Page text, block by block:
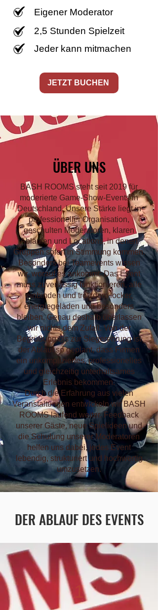
Eigener Moderator
2,5 Stunden Spielzeit
Jeder kann mitmachen
JETZT BUCHEN
ÜBER UNS
BASH ROOMS steht seit 2019 für
moderierte Game-Show-Events in
Deutschland. Unsere Stärke liegt in
professioneller Organisation,
geschulten Moderatoren, klaren
Abläufen und Locations, in denen
Gruppen sofort in Stimmung kommen.
Besonders bei Teamevents wissen
wir, worauf es ankommt: Das Event
muss zuverlässig funktionieren, alle
einbinden und trotzdem locker,
energiegeladen und besonders
bleiben. Genau deshalb überlassen
wir nichts dem Zufall. Von der
Begrüßung bis zur Siegerehrung ist
der Ablauf so geplant, dass Firmen
ein unkompliziertes, professionelles
und gleichzeitig unterhaltsames
Erlebnis bekommen.
Durch die Erfahrung aus vielen
Veranstaltungen entwickeln wir BASH
ROOMS laufend weiter. Feedback
unserer Gäste, neue Spielideen und
die Schulung unserer Moderatoren
helfen uns dabei, jedes Event
lebendig, strukturiert und hochwertig
umzusetzen.
DER ABLAUF DES EVENTS
1